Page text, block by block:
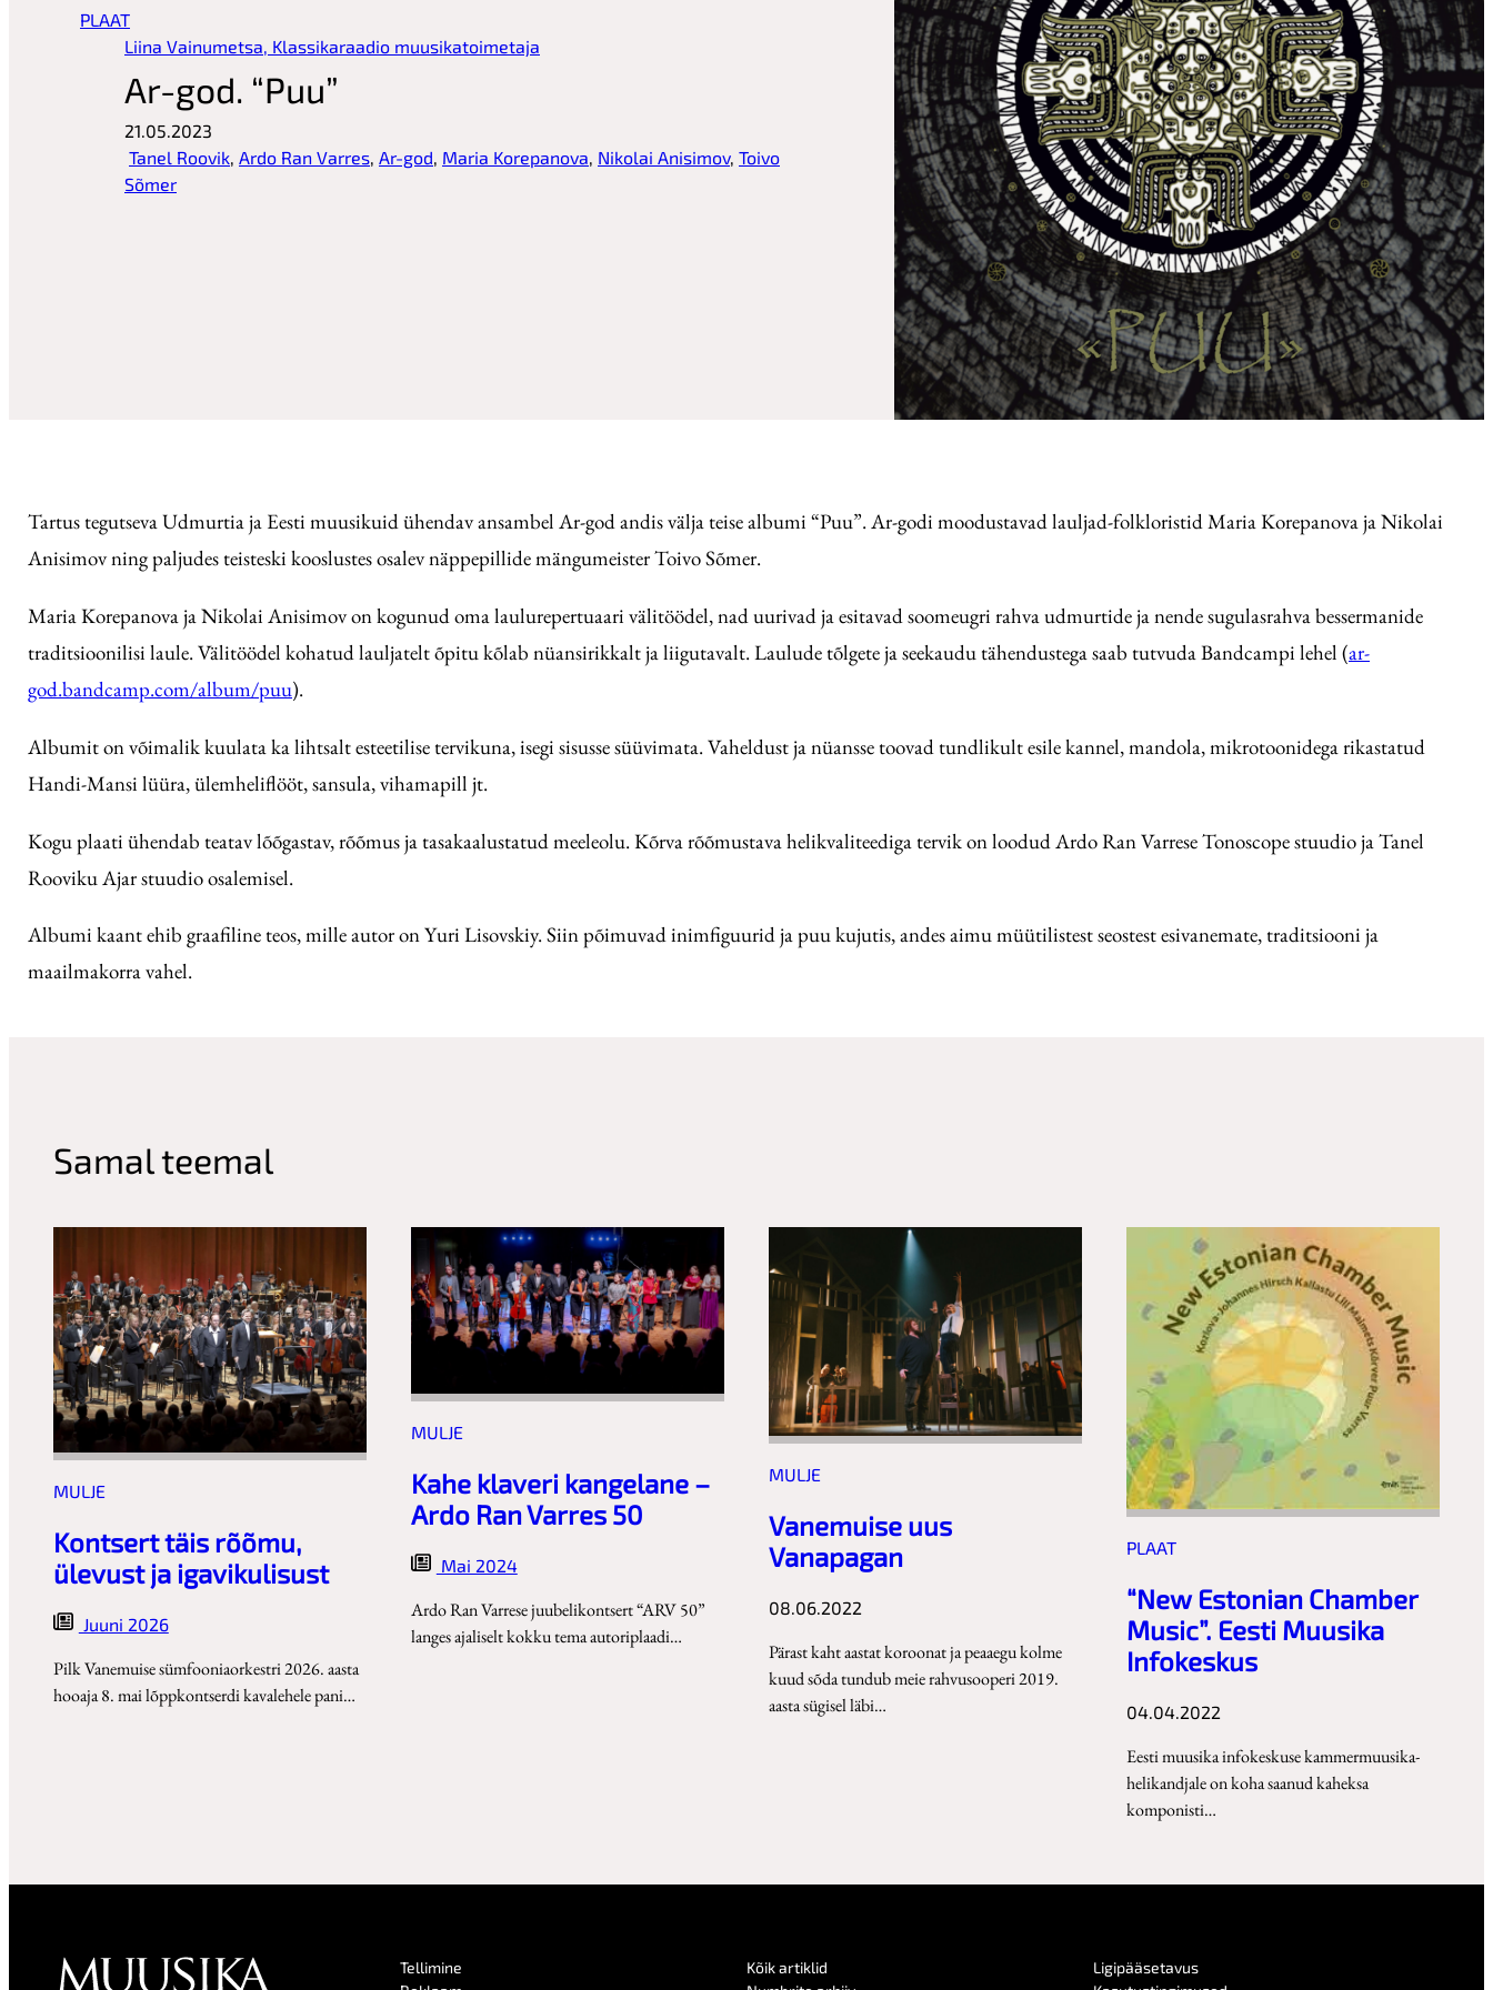
PLAAT
Liina Vainumetsa, Klassikaraadio muusikatoimetaja
Ar-god. “Puu”
21.05.2023
Tanel Roovik, Ardo Ran Varres, Ar-god, Maria Korepanova, Nikolai Anisimov, Toivo
Sõmer
Tartus tegutseva Udmurtia ja Eesti muusikuid ühendav ansambel Ar-god andis välja teise albumi “Puu”. Ar-godi moodustavad lauljad-folkloristid Maria Korepanova ja Nikolai
Anisimov ning paljudes teisteski kooslustes osalev näppepillide mängumeister Toivo Sõmer.
Maria Korepanova ja Nikolai Anisimov on kogunud oma laulurepertuaari välitöödel, nad uurivad ja esitavad soomeugri rahva udmurtide ja nende sugulasrahva bessermanide
traditsioonilisi laule. Välitöödel kohatud lauljatelt õpitu kõlab nüansirikkalt ja liigutavalt. Laulude tõlgete ja seekaudu tähendustega saab tutvuda Bandcampi lehel (ar-
god.bandcamp.com/album/puu).
Albumit on võimalik kuulata ka lihtsalt esteetilise tervikuna, isegi sisusse süüvimata. Vaheldust ja nüansse toovad tundlikult esile kannel, mandola, mikrotoonidega rikastatud
Handi-Mansi lüüra, ülemheliflööt, sansula, vihamapill jt.
Kogu plaati ühendab teatav lõõgastav, rõõmus ja tasakaalustatud meeleolu. Kõrva rõõmustava helikvaliteediga tervik on loodud Ardo Ran Varrese Tonoscope stuudio ja Tanel
Rooviku Ajar stuudio osalemisel.
Albumi kaant ehib graafiline teos, mille autor on Yuri Lisovskiy. Siin põimuvad inimfiguurid ja puu kujutis, andes aimu müütilistest seostest esivanemate, traditsiooni ja
maailmakorra vahel.
Samal teemal
MULJE
Kontsert täis rõõmu,
ülevust ja igavikulisust
Juuni 2026
Pilk Vanemuise sümfooniaorkestri 2026. aasta
hooaja 8. mai lõppkontserdi kavalehele pani…
MULJE
Kahe klaveri kangelane –
Ardo Ran Varres 50
Mai 2024
Ardo Ran Varrese juubelikontsert “ARV 50”
langes ajaliselt kokku tema autoriplaadi…
MULJE
Vanemuise uus
Vanapagan
08.06.2022
Pärast kaht aastat koroonat ja peaaegu kolme
kuud sõda tundub meie rahvusooperi 2019.
aasta sügisel läbi…
PLAAT
“New Estonian Chamber
Music”. Eesti Muusika
Infokeskus
04.04.2022
Eesti muusika infokeskuse kammermuusika-
helikandjale on koha saanud kaheksa
komponisti…
Tellimine
Kõik artiklid
Ligipääsetavus